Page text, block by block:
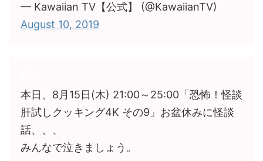
— Kawaiian TV【公式】 (@KawaiianTV)
August 10, 2019
本日、8月15日(木) 21:00～25:00「恐怖！怪談
肝試しクッキング4K その9」お盆休みに怪談
話、、、
みんなで泣きましょう。